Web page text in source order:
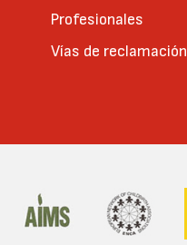
Profesionales
Vías de reclamación